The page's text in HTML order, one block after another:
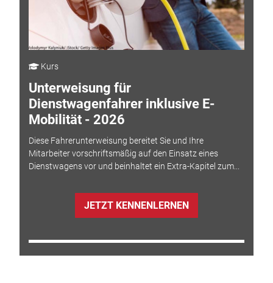
Kurs
Unterweisung für
Dienstwagenfahrer inklusive E-
Mobilität - 2026
Diese Fahrerunterweisung bereitet Sie und Ihre
Mitarbeiter vorschriftsmäßig auf den Einsatz eines
Dienstwagens vor und beinhaltet ein Extra-Kapitel zum...
JETZT KENNENLERNEN